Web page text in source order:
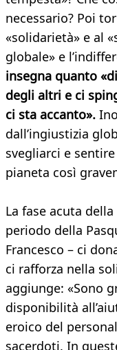
necessario? Poi
«solidarietà» e al
globale» e
insegna quanto
degli altri e ci
ci sta accanto».
dall’ingiustizia
svegliarci e
pianeta così
La fase acuta
periodo della
Francesco – ci
ci rafforza nella
aggiunge: «Sono
disponibilità
eroico del
sacerdoti. In